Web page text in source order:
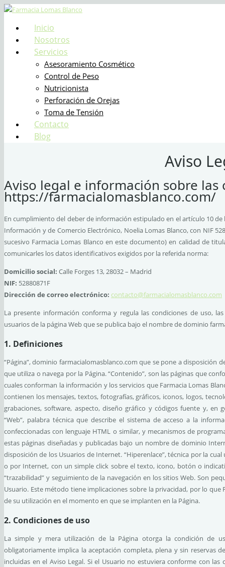
Inicio
Nosotros
Servicios
Asesoramiento Cosmético
Control de Peso
Nutricionista
Perforación de Orejas
Toma de Tensión
Contacto
Blog
Aviso
Aviso legal e información sobre las
https://farmacialomasblanco.com/
En cumplimiento del deber de información estipulado en el artículo 10 de
Información y de Comercio Electrónico, Noelia Lomas Blanco, con NIF
sucesivo Farmacia Lomas Blanco en este documento) en calidad de
comunicarles los datos identificativos exigidos por la referida norma:
Domicilio social: Calle Forges 13, 28032 – Madrid
NIF: 52880871F
Dirección de correo electrónico: contacto@farmacialomasblanco.com
La presente información conforma y regula las condiciones de uso,
usuarios de la página Web que se publica bajo el nombre de dominio
1. Definiciones
“Página”, dominio farmacialomasblanco.com que se pone a disposición
que utiliza o navega por la Página. “Contenido”, son las páginas que
cuales conforman la información y los servicios que Farmacia Lomas
contienen los mensajes, textos, fotografías, gráficos, iconos, logos,
grabaciones, software, aspecto, diseño gráfico y códigos fuente y, en
“Web”, palabra técnica que describe el sistema de acceso a la
confeccionadas con lenguaje HTML o similar, y mecanismos de
estas páginas diseñadas y publicadas bajo un nombre de dominio
disposición de los Usuarios de Internet. “Hiperenlace”, técnica por la
o por Internet, con un simple click sobre el texto, icono, botón o
“trazabilidad” y seguimiento de la navegación en los sitios Web. Son
Usuario. Este método tiene implicaciones sobre la privacidad, por lo
de su utilización en el momento en que se implanten en la Página.
2. Condiciones de uso
La simple y mera utilización de la Página otorga la condición de
obligatoriamente implica la aceptación completa, plena y sin reservas
incluidas en el Aviso Legal. Si el Usuario no estuviera conforme con